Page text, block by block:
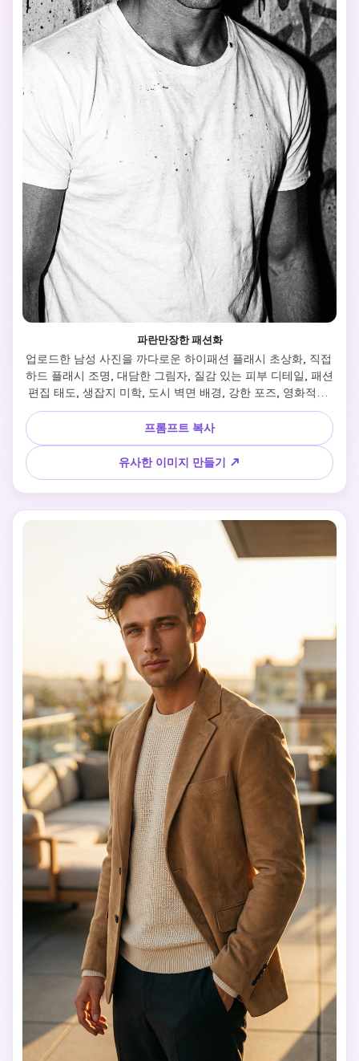
파란만장한 패션화
업로드한 남성 사진을 까다로운 하이패션 플래시 초상화, 직접
하드 플래시 조명, 대담한 그림자, 질감 있는 피부 디테일, 패션
편집 태도, 생잡지 미학, 도시 벽면 배경, 강한 포즈, 영화적인
그림자, 높은 대비 단색 또는 소음 색조, 지하 패션 캠페인 룩북
프롬프트 복사
유사한 이미지 만들기 ↗